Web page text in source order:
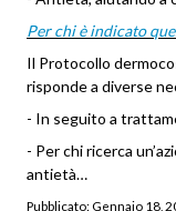
Per chi è indicato
Il Protocollo
risponde a diverse
- In seguito a
- Per chi ricerca
antietà…
Pubblicato: Gennaio 18,